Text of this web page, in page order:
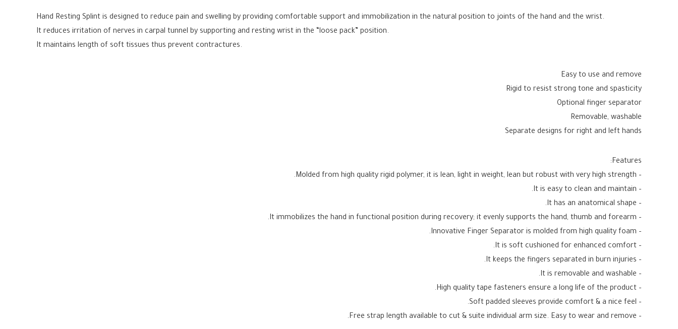
Hand Resting Splint is designed to reduce pain and swelling by providing comfortable support and immobilization in the natural position to joints of the hand and the wrist.
It reduces irritation of nerves in carpal tunnel by supporting and resting wrist in the “loose pack” position.
It maintains length of soft tissues thus prevent contractures.
Easy to use and remove
Rigid to resist strong tone and spasticity
Optional finger separator
Removable, washable
Separate designs for right and left hands
Features:
– Molded from high quality rigid polymer, it is lean, light in weight, lean but robust with very high strength.
– It is easy to clean and maintain.
– It has an anatomical shape.
– It immobilizes the hand in functional position during recovery; it evenly supports the hand, thumb and forearm.
– Innovative Finger Separator is molded from high quality foam.
– It is soft cushioned for enhanced comfort.
– It keeps the fingers separated in burn injuries.
– It is removable and washable.
– High quality tape fasteners ensure a long life of the product.
– Soft padded sleeves provide comfort & a nice feel.
– Free strap length available to cut & suite individual arm size. Easy to wear and remove.